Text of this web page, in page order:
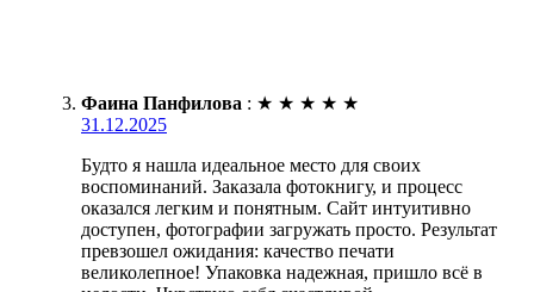
Фаина Панфилова : ★ ★ ★ ★ ★
31.12.2025
Будто я нашла идеальное место для своих
воспоминаний. Заказала фотокнигу, и процесс
оказался легким и понятным. Сайт интуитивно
доступен, фотографии загружать просто. Результат
превзошел ожидания: качество печати
великолепное! Упаковка надежная, пришло всё в